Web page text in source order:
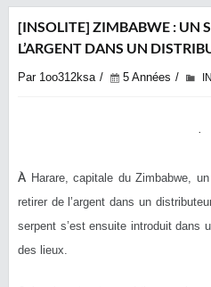
[INSOLITE] ZIMBABWE : UN
L’ARGENT DANS UN
Par 1oo312ksa 5 Années
À Harare, capitale du Zimbabwe,
retirer de l’argent dans un
serpent s’est ensuite introduit dans
des lieux.